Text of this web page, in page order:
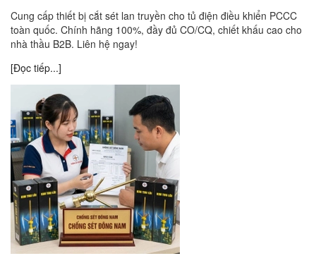
Cung cấp thiết bị cắt sét lan truyền cho tủ điện điều khiển PCCC
toàn quốc. Chính hãng 100%, đầy đủ CO/CQ, chiết khấu cao cho
nhà thầu B2B. Liên hệ ngay!
[Đọc tiếp...]